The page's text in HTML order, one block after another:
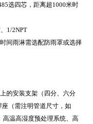
选四芯，距离超1000米时
1/2NPT
间雨淋需选配防雨罩或选择
的安装支架（四分、六分
（需注明管道尺寸，如
温高湿度预处理系统、 高